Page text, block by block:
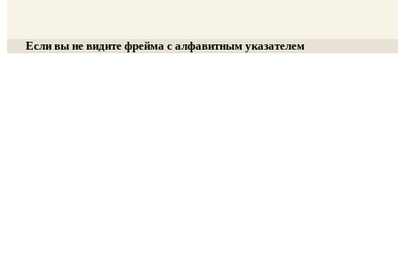
Если вы не видите фрейма с алфавитным указателем